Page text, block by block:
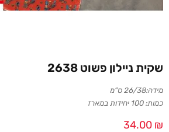
שקית ניילון פשוט 2638
מידה:26/38 ס”מ
כמות: 100 יחידות במארז
34.00 ₪